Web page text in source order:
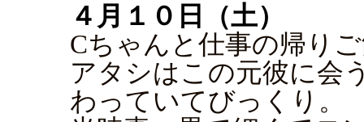
４月１０日（土）
Cちゃんと仕事の帰り
アタシはこの元彼に会
わっていてびっくり。